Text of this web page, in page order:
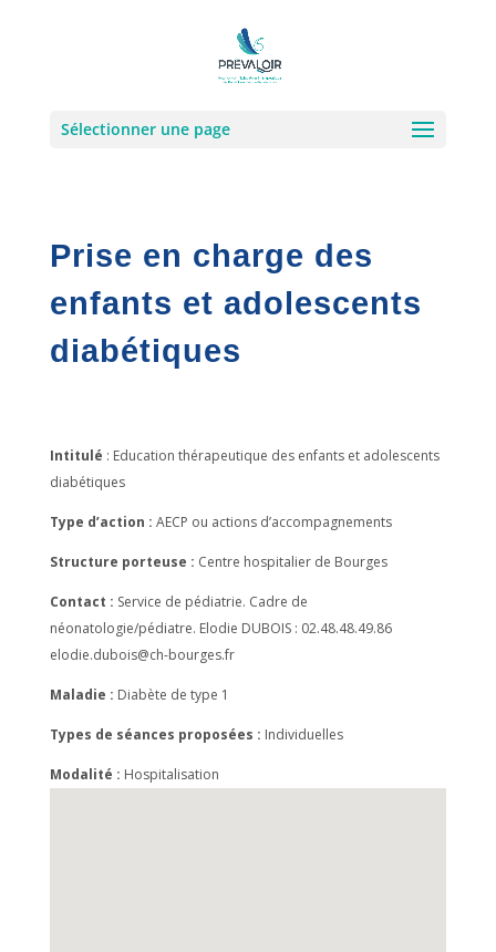
Sélectionner une page
Prise en charge des
enfants et adolescents
diabétiques
Intitulé : Education thérapeutique des enfants et adolescents
diabétiques
Type d’action : AECP ou actions d’accompagnements
Structure porteuse : Centre hospitalier de Bourges
Contact : Service de pédiatrie. Cadre de
néonatologie/pédiatre. Elodie DUBOIS : 02.48.48.49.86
elodie.dubois@ch-bourges.fr
Maladie : Diabète de type 1
Types de séances proposées : Individuelles
Modalité : Hospitalisation